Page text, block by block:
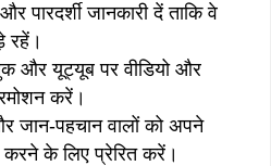
पारदर्शी जानकारी दें ताकि वे
रहें।
और यूट्यूब पर वीडियो और
करें।
जान-पहचान वालों को अपने
के लिए प्रेरित करें।